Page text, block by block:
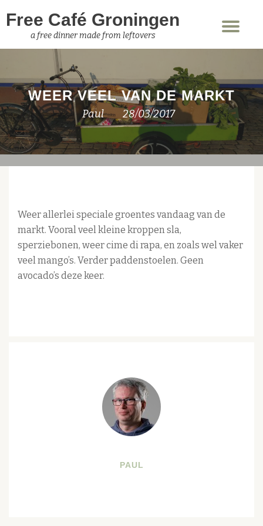
direct
de
inhoud
Free Café Groningen
a free dinner made from leftovers
WEER VEEL VAN DE MARKT
Paul 28/03/2017
Weer allerlei speciale groentes vandaag van de
markt. Vooral veel kleine kroppen sla,
sperziebonen, weer cime di rapa, en zoals wel vaker
veel mango’s. Verder paddenstoelen. Geen
avocado’s deze keer.
PAUL